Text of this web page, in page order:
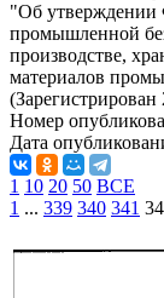
"Об утверждении
промышленной
производстве,
материалов
Номер
Дата
1 10 20 50 ВСЕ
1 ... 339 340 341